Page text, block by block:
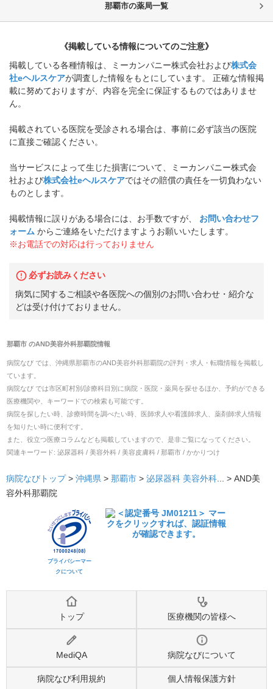
那覇市の薬局一覧
《掲載している情報についてのご注意》
掲載している各種情報は、ミーカンパニー株式会社および株式会
社eヘルスケアが調査した情報をもとにしています。 正確な情報掲
載に努めておりますが、内容を完全に保証するものではありませ
ん。
掲載されている医院を受診される場合は、事前に必ず該当の医院
に直接ご確認ください。
当サービスによって生じた損害について、ミーカンパニー株式会
社および株式会社eヘルスケアではその賠償の責任を一切負わない
ものとします。
掲載情報に誤りがある場合には、お手数ですが、
お問い合わせフ
ォーム からご連絡をいただけますようお願いいたします。
※お電話での対応は行っておりません
必ずお読みください
病気に関するご相談や各医院への個別のお問い合わせ・紹介な
どは受け付けておりません。
那覇市のAND美容外科那覇院情報
病院なび では、 沖縄県那覇市のAND美容外科那覇院の評判・求人・転職情報を掲載し
ています。
病院なび では市区町村別/診療科目別に病院・医院・薬局を探せるほか、予約ができる
医療機関や、キーワードでの検索も可能です。
病院を探したい時、診療時間を調べたい時、医師求人や看護師求人、薬剤師求人情報
を知りたい時に便利です。
また、役立つ医療コラムなども掲載していますので、是非ご覧になってください。
関連キーワード: 泌尿器科 / 美容外科 / 美容皮膚科 / 那覇市 / かかりつけ
病院なびトップ > 沖縄県 > 那覇市 > 泌尿器科 美容外科... > AND美
容外科那覇院
プライバシーマー
クについて
トップ 医療機関の皆様へ
MediQA 病院なびについて
病院なび利用規約 個人情報保護方針